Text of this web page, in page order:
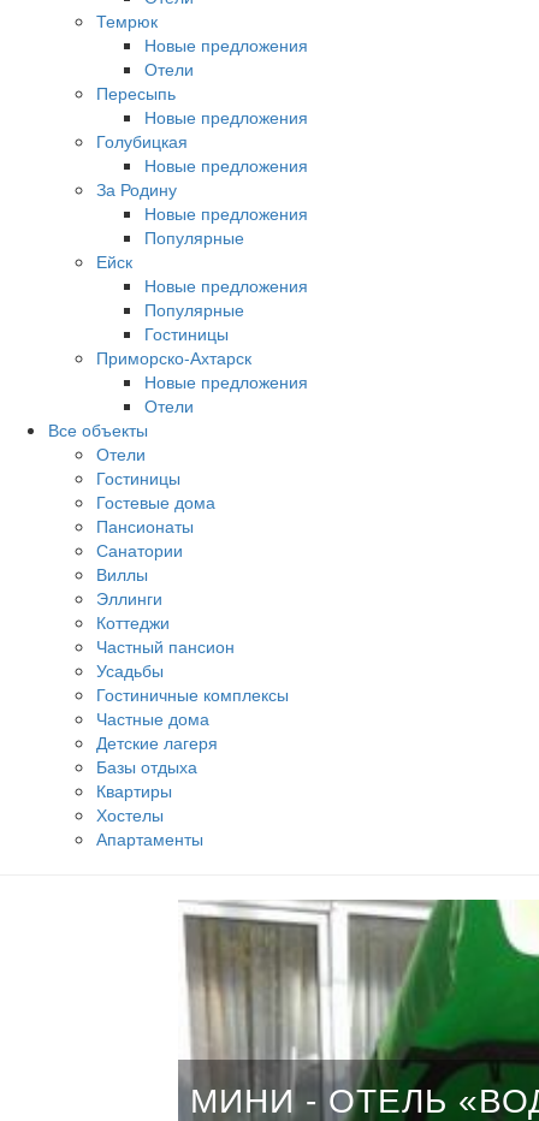
Темрюк
Новые предложения
Отели
Пересыпь
Новые предложения
Голубицкая
Новые предложения
За Родину
Новые предложения
Популярные
Ейск
Новые предложения
Популярные
Гостиницы
Приморско-Ахтарск
Новые предложения
Отели
Все объекты
Отели
Гостиницы
Гостевые дома
Пансионаты
Санатории
Виллы
Эллинги
Коттеджи
Частный пансион
Усадьбы
Гостиничные комплексы
Частные дома
Детские лагеря
Базы отдыха
Квартиры
Хостелы
Апартаменты
МИНИ - ОТЕЛЬ